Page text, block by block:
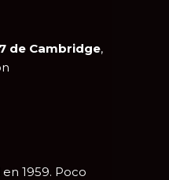
de Cambridge,
en 1959. Poco